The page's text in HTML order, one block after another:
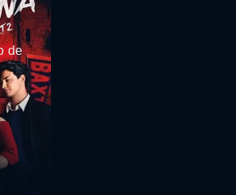
de